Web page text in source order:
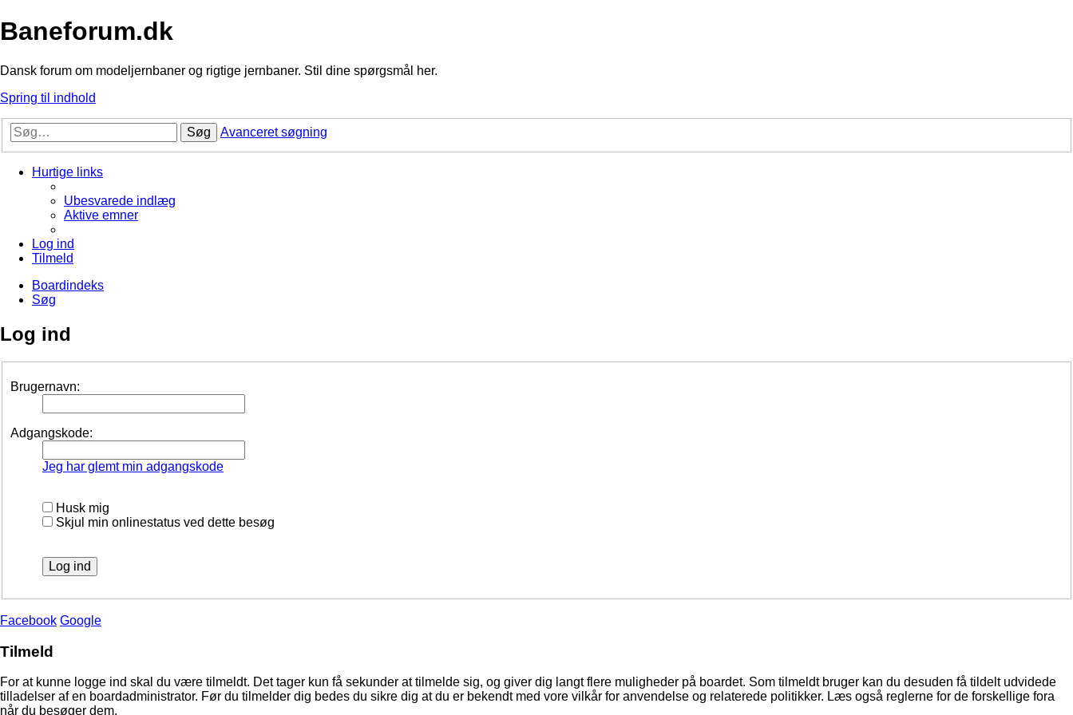
Baneforum.dk
Dansk forum om modeljernbaner og rigtige jernbaner. Stil dine spørgsmål her.
Spring til indhold
Søg Avanceret søgning
Hurtige links
Ubesvarede indlæg
Aktive emner
Log ind
Tilmeld
Boardindeks
Søg
Log ind
Brugernavn:
Adgangskode:
Jeg har glemt min adgangskode
Husk mig
Skjul min onlinestatus ved dette besøg
Facebook Google
Tilmeld
For at kunne logge ind skal du være tilmeldt. Det tager kun få sekunder at tilmelde sig, og giver dig langt flere muligheder på boardet. Som tilmeldt bruger kan du desuden få tildelt udvidede
tilladelser af en boardadministrator. Før du tilmelder dig bedes du sikre dig at du er bekendt med vore vilkår for anvendelse og relaterede politikker. Læs også reglerne for de forskellige fora
når du besøger dem.